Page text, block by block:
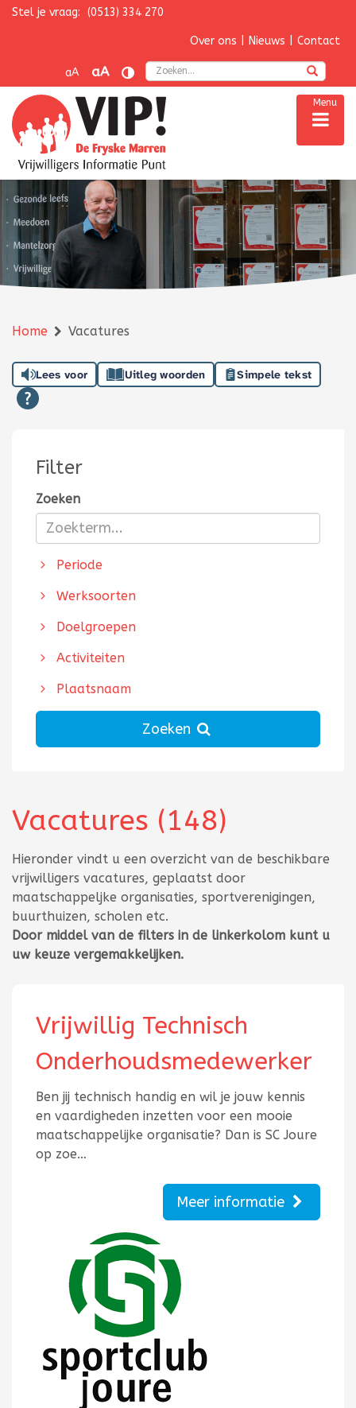
Navigatie overslaan
Stel je vraag: (0513) 334 270
Over ons Nieuws Contact
aA aA
Menu
Home Vacatures
Lees voor Uitleg woorden Simpele tekst
Filter
Zoeken
Periode
Werksoorten
Doelgroepen
Activiteiten
Plaatsnaam
Zoeken
Vacatures (148)
Totaal aantal 148
Hieronder vindt u een overzicht van de beschikbare
vrijwilligers vacatures, geplaatst door
maatschappeljke organisaties, sportverenigingen,
buurthuizen, scholen etc.
Door middel van de filters in de linkerkolom kunt u
uw keuze vergemakkelijken.
Vrijwillig Technisch
Onderhoudsmedewerker
Ben jij technisch handig en wil je jouw kennis
en vaardigheden inzetten voor een mooie
maatschappelijke organisatie? Dan is SC Joure
op zoe…
Meer informatie